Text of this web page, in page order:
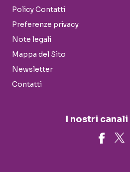
Policy Contatti
Preferenze privacy
Note legali
Mappa del Sito
Newsletter
Contatti
I nostri